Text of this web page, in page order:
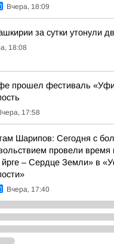
Вчера, 18:09
за сутки утонули
18:08
прошел фестиваль
17:58
Шарипов: Сегодня с
провели время
– Сердце Земли» в
Вчера, 17:40